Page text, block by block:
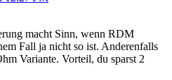
macht Sinn, wenn RDM
Fall ja nicht so ist. Anderenfalls
Variante. Vorteil, du sparst 2